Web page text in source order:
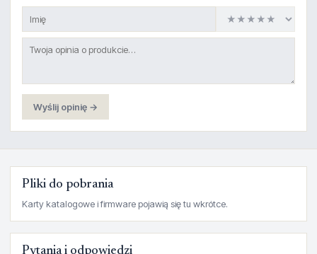
Wyślij opinię →
Pliki do pobrania
Karty katalogowe i firmware pojawią się tu wkrótce.
Pytania i odpowiedzi